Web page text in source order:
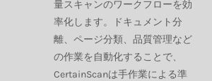
量スキャンのワークフローを効
率化します。ドキュメント分
離、ページ分類、品質管理など
の作業を自動化することで、
CertainScanは手作業による準